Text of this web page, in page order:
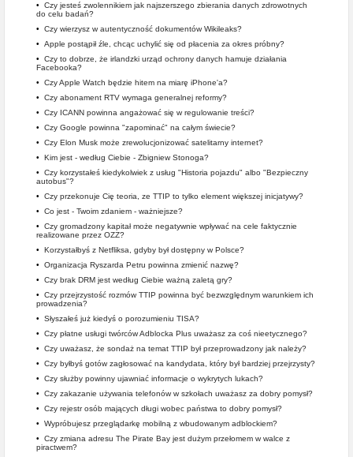
• Czy jesteś zwolennikiem jak najszerszego zbierania danych zdrowotnych
do celu badań?
• Czy wierzysz w autentyczność dokumentów Wikileaks?
• Apple postąpił źle, chcąc uchylić się od płacenia za okres próbny?
• Czy to dobrze, że irlandzki urząd ochrony danych hamuje działania
Facebooka?
• Czy Apple Watch będzie hitem na miarę iPhone'a?
• Czy abonament RTV wymaga generalnej reformy?
• Czy ICANN powinna angażować się w regulowanie treści?
• Czy Google powinna "zapominać" na całym świecie?
• Czy Elon Musk może zrewolucjonizować satelitarny internet?
• Kim jest - według Ciebie - Zbigniew Stonoga?
• Czy korzystałeś kiedykolwiek z usług "Historia pojazdu" albo "Bezpieczny
autobus"?
• Czy przekonuje Cię teoria, ze TTIP to tylko element większej inicjatywy?
• Co jest - Twoim zdaniem - ważniejsze?
• Czy gromadzony kapitał może negatywnie wpływać na cele faktycznie
realizowane przez OZZ?
• Korzystałbyś z Netfliksa, gdyby był dostępny w Polsce?
• Organizacja Ryszarda Petru powinna zmienić nazwę?
• Czy brak DRM jest według Ciebie ważną zaletą gry?
• Czy przejrzystość rozmów TTIP powinna być bezwzględnym warunkiem ich
prowadzenia?
• Słyszałeś już kiedyś o porozumieniu TISA?
• Czy płatne usługi twórców Adblocka Plus uważasz za coś nieetycznego?
• Czy uważasz, że sondaż na temat TTIP był przeprowadzony jak należy?
• Czy byłbyś gotów zagłosować na kandydata, który był bardziej przejrzysty?
• Czy służby powinny ujawniać informacje o wykrytych lukach?
• Czy zakazanie używania telefonów w szkołach uważasz za dobry pomysł?
• Czy rejestr osób mających długi wobec państwa to dobry pomysł?
• Wypróbujesz przeglądarkę mobilną z wbudowanym adblockiem?
• Czy zmiana adresu The Pirate Bay jest dużym przełomem w walce z
piractwem?